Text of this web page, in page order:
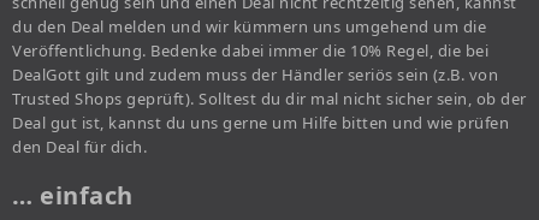
du den Deal melden und wir kümmern uns umgehend um die
Veröffentlichung. Bedenke dabei immer die 10% Regel, die bei
DealGott gilt und zudem muss der Händler seriös sein (z.B. von
Trusted Shops geprüft). Solltest du dir mal nicht sicher sein, ob der
Deal gut ist, kannst du uns gerne um Hilfe bitten und wie prüfen
den Deal für dich.
… einfach